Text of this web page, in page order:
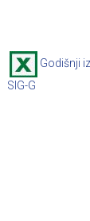
Godišnji
SIG-G